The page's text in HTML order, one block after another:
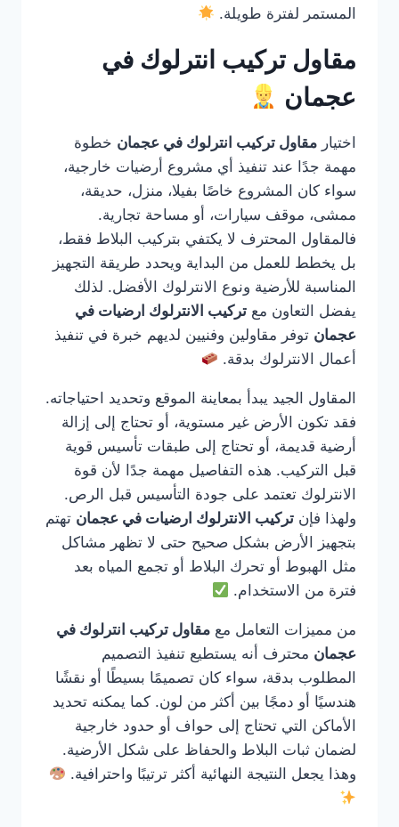
المستمر لفترة طويلة.
مقاول تركيب انترلوك في
عجمان
اختيار مقاول تركيب انترلوك في عجمان خطوة
مهمة جدًا عند تنفيذ أي مشروع أرضيات خارجية،
سواء كان المشروع خاصًا بفيلا، منزل، حديقة،
ممشى، موقف سيارات، أو مساحة تجارية.
فالمقاول المحترف لا يكتفي بتركيب البلاط فقط،
بل يخطط للعمل من البداية ويحدد طريقة التجهيز
المناسبة للأرضية ونوع الانترلوك الأفضل. لذلك
يفضل التعاون مع تركيب الانترلوك ارضيات في
عجمان توفر مقاولين وفنيين لديهم خبرة في تنفيذ
أعمال الانترلوك بدقة.
المقاول الجيد يبدأ بمعاينة الموقع وتحديد احتياجاته.
فقد تكون الأرض غير مستوية، أو تحتاج إلى إزالة
أرضية قديمة، أو تحتاج إلى طبقات تأسيس قوية
قبل التركيب. هذه التفاصيل مهمة جدًا لأن قوة
الانترلوك تعتمد على جودة التأسيس قبل الرص.
ولهذا فإن تركيب الانترلوك ارضيات في عجمان تهتم
بتجهيز الأرض بشكل صحيح حتى لا تظهر مشاكل
مثل الهبوط أو تحرك البلاط أو تجمع المياه بعد
فترة من الاستخدام.
من مميزات التعامل مع مقاول تركيب انترلوك في
عجمان محترف أنه يستطيع تنفيذ التصميم
المطلوب بدقة، سواء كان تصميمًا بسيطًا أو نقشًا
هندسيًا أو دمجًا بين أكثر من لون. كما يمكنه تحديد
الأماكن التي تحتاج إلى حواف أو حدود خارجية
لضمان ثبات البلاط والحفاظ على شكل الأرضية.
وهذا يجعل النتيجة النهائية أكثر ترتيبًا واحترافية.